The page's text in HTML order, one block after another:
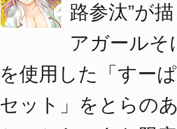
路参汰”が
アガールそ
を使用した「すー
セット」をとらの